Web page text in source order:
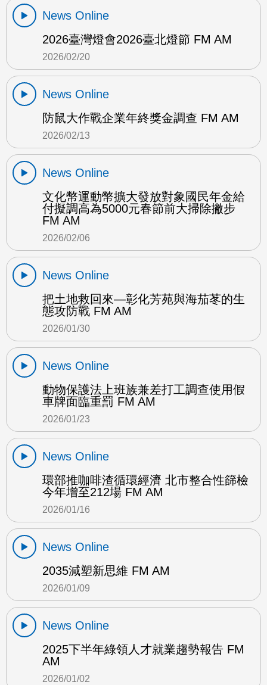
News Online
2026臺灣燈會2026臺北燈節 FM AM
2026/02/20
News Online
防鼠大作戰企業年終獎金調查 FM AM
2026/02/13
News Online
文化幣運動幣擴大發放對象國民年金給
付擬調高為5000元春節前大掃除撇步
FM AM
2026/02/06
News Online
把土地救回來—彰化芳苑與海茄苳的生
態攻防戰 FM AM
2026/01/30
News Online
動物保護法上班族兼差打工調查使用假
車牌面臨重罰 FM AM
2026/01/23
News Online
環部推咖啡渣循環經濟 北市整合性篩檢
今年增至212場 FM AM
2026/01/16
News Online
2035減塑新思維 FM AM
2026/01/09
News Online
2025下半年綠領人才就業趨勢報告 FM
AM
2026/01/02